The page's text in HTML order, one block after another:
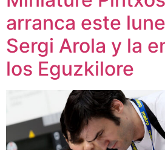
arranca este
Sergi Arola y la
los Eguzkilore